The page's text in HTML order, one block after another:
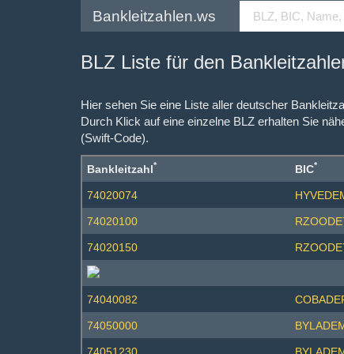
Bankleitzahlen.ws
BLZ Liste für den
Hier sehen Sie eine Liste aller deutscher
Durch Klick auf eine einzelne BLZ erhalten Sie
(Swift-Code).
Bankleitzahl* BIC*
74020074
74020100
74020150
74040082
74050000
74051230